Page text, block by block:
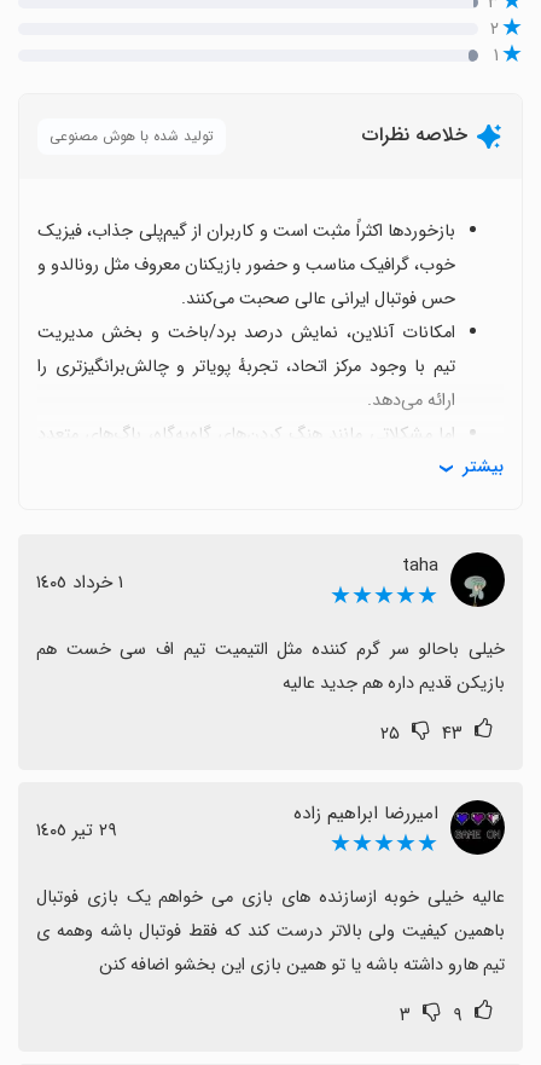
۲
۱
خلاصه نظرات تولید شده با هوش مصنوعی
بازخوردها اکثراً مثبت است و کاربران از گیم‌پلی جذاب، فیزیک
خوب، گرافیک مناسب و حضور بازیکنان معروف مثل رونالدو و
حس فوتبال ایرانی عالی صحبت می‌کنند.
امکانات آنلاین، نمایش درصد برد/باخت و بخش مدیریت
تیم با وجود مرکز اتحاد، تجربهٔ پویاتر و چالش‌برانگیزتری را
ارائه می‌دهد.
اما مشکلاتی مانند هنگ کردن‌های گاه‌به‌گاه، باگ‌های متعدد
و عدم تعادل مناسب بین تیم‌ها گاهی تجربه را مختل می‌کند.
خواهان اصلاح آن هستند.
کاربران دوست دارند محتواهای بیشتر اضافه شوند، از جمله
بازیکنان تاریخی، جام‌های جهانی، و گزینه‌های مود رسمی یا
بهبود مودهای موجود.
پتانسیل بالایی دارد و با رفع باگ‌ها، بهبود تعادل اقتصادی و
بیشتر
taha
★★★★★ ١ خرداد ١٤٠٥
بازیکن قدیم داره هم جدید عالیه
۴۳ ۲۵
امیررضا ابراهیم زاده
★★★★★ ٢٩ تیر ١٤٠٥
تیم هارو داشته باشه یا تو همین بازی این بخشو اضافه کنن
۹ ۳